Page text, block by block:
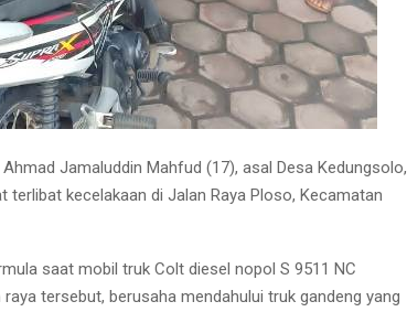
usai kecelakaan.
Jamaluddin Mahfud (17), asal Desa Kedungsolo,
kecelakaan di Jalan Raya Ploso, Kecamatan
saat mobil truk Colt diesel nopol S 9511 NC
tersebut, berusaha mendahului truk gandeng yang